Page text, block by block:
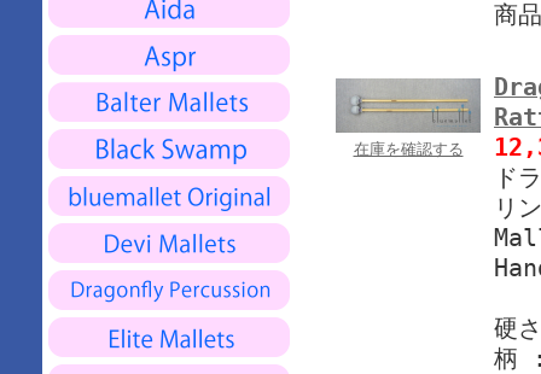
商
在庫を確認する
ド
リ
硬
柄